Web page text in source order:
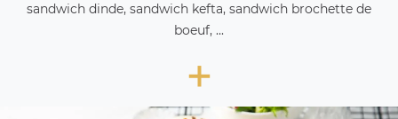
sandwich dinde, sandwich kefta, sandwich brochette de
boeuf, ...
+